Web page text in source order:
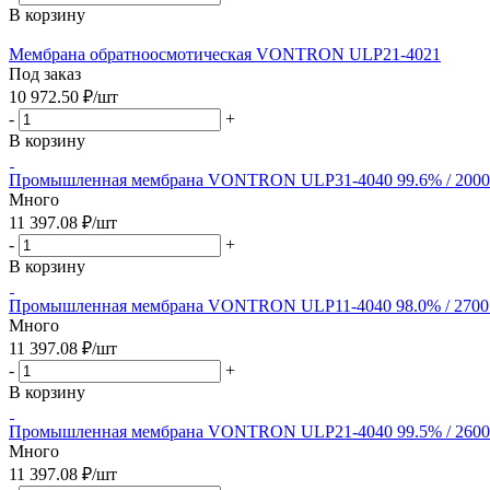
В корзину
Мембрана обратноосмотическая VONTRON ULP21-4021
Под заказ
10 972.50 ₽/шт
-
+
В корзину
Промышленная мембрана VONTRON ULP31-4040 99.6% /
Много
11 397.08 ₽/шт
-
+
В корзину
Промышленная мембрана VONTRON ULP11-4040 98.0% /
Много
11 397.08 ₽/шт
-
+
В корзину
Промышленная мембрана VONTRON ULP21-4040 99.5% /
Много
11 397.08 ₽/шт